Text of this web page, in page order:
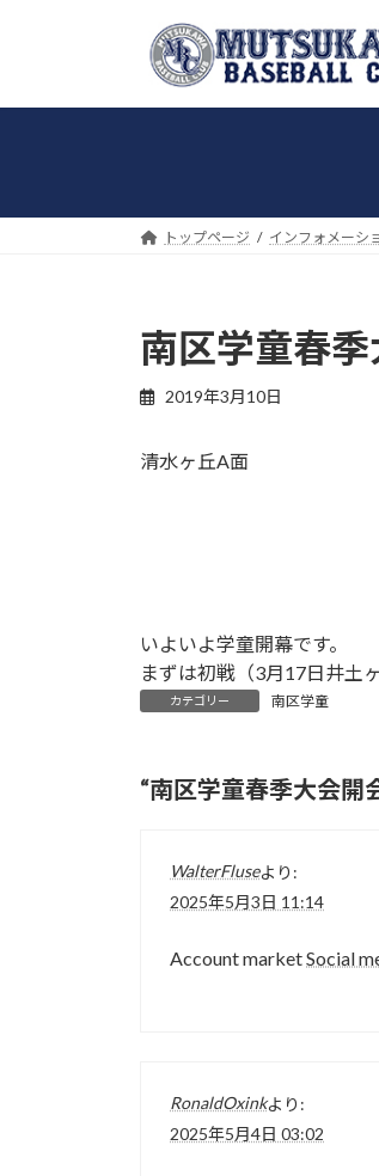
キ
に
トップページ インフォメーシ
南区学童春
2019年3月10日
清水ヶ丘A面
いよいよ学童開幕です。
まずは初戦（3月17日井土
カテゴリー 南区学童
“南区学童春季大会開
WalterFluseより:
2025年5月3日 11:14
Account marketSocial
RonaldOxinkより:
2025年5月4日 03:02